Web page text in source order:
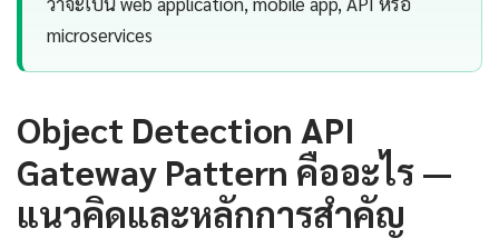
microservices
Object Detection API
Gateway Pattern คืออะไร —
แนวคิดและหลักการสำคัญ